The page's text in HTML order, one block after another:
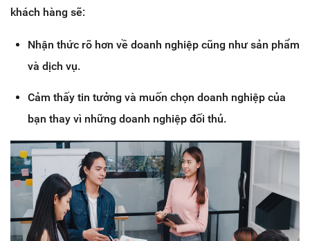
khách hàng sẽ:
Nhận thức rõ hơn về doanh nghiệp cũng như sản phẩm
và dịch vụ.
Cảm thấy tin tưởng và muốn chọn doanh nghiệp của
bạn thay vì những doanh nghiệp đối thủ.